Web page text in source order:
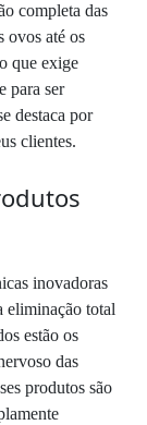
completa das
ovos até os
que exige
para ser
destaca por
clientes.
inovadoras
eliminação total
estão os
das
produtos são